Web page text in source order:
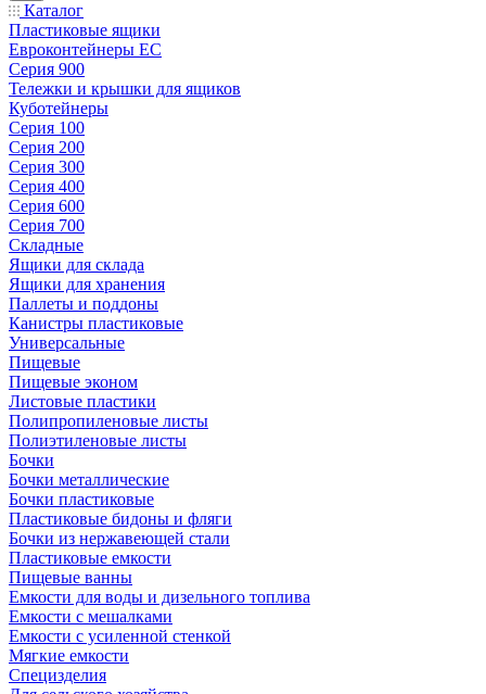
Каталог
Пластиковые ящики
Евроконтейнеры ЕС
Серия 900
Тележки и крышки для ящиков
Куботейнеры
Серия 100
Серия 200
Серия 300
Серия 400
Серия 600
Серия 700
Складные
Ящики для склада
Ящики для хранения
Паллеты и поддоны
Канистры пластиковые
Универсальные
Пищевые
Пищевые эконом
Листовые пластики
Полипропиленовые листы
Полиэтиленовые листы
Бочки
Бочки металлические
Бочки пластиковые
Пластиковые бидоны и фляги
Бочки из нержавеющей стали
Пластиковые емкости
Пищевые ванны
Емкости для воды и дизельного топлива
Емкости с мешалками
Емкости с усиленной стенкой
Мягкие емкости
Специзделия